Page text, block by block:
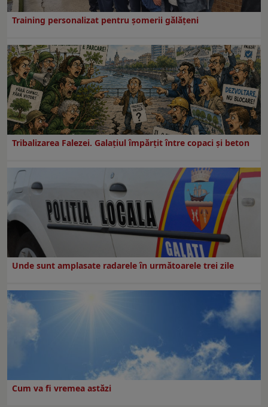
Training personalizat pentru șomerii gălățeni
Tribalizarea Falezei. Galațiul împărțit între copaci și beton
Unde sunt amplasate radarele în următoarele trei zile
Cum va fi vremea astăzi